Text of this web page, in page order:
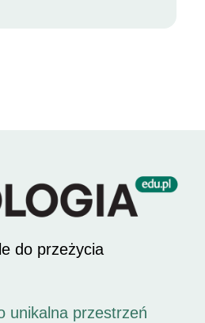
do przeżycia
unikalna przestrzeń